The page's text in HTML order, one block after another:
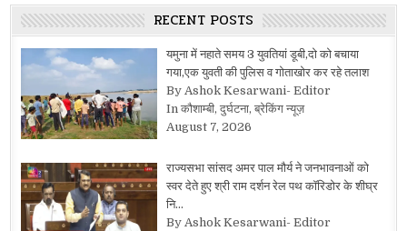
RECENT POSTS
यमुना में नहाते समय 3 युवतियां डूबी,दो को बचाया
गया,एक युवती की पुलिस व गोताखोर कर रहे तलाश
By Ashok Kesarwani- Editor
In कौशाम्बी, दुर्घटना, ब्रेकिंग न्यूज़
August 7, 2026
राज्यसभा सांसद अमर पाल मौर्य ने जनभावनाओं को
स्वर देते हुए श्री राम दर्शन रेल पथ कॉरिडोर के शीघ्र
नि…
By Ashok Kesarwani- Editor